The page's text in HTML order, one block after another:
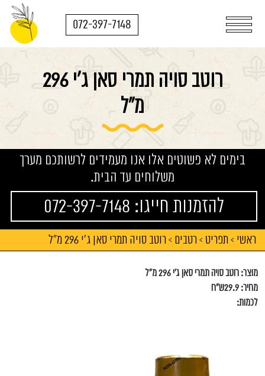
072-397-7148
רוטב סויה תמרי סאן ג'י 296
מ"ל
בימים לא פשוטים אלו אנו מעמידים לרשותכם מערך
משלוחים עד הבית.
להזמנות חייגו: 072-397-7148
ראשי > תפריט > רטבים > רוטב סויה תמרי סאן ג'י 296 מ"ל
מוצר: רוטב סויה תמרי סאן ג'י 296 מ"ל
מחיר: 29.9ש"ח
לכמות: